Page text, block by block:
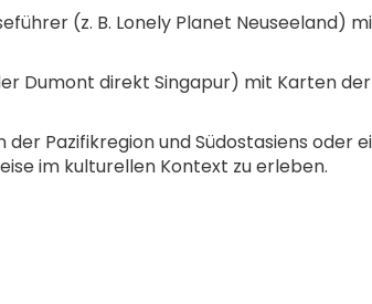
(z. B. Lonely Planet Neuseeland)
Dumont direkt Singapur) mit Karten
der Pazifikregion und Südostasiens oder
im kulturellen Kontext zu erleben.